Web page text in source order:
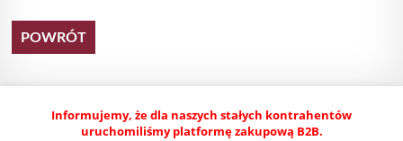
POWRÓT
Informujemy, że dla naszych stałych kontrahentów
uruchomiliśmy platformę zakupową B2B.